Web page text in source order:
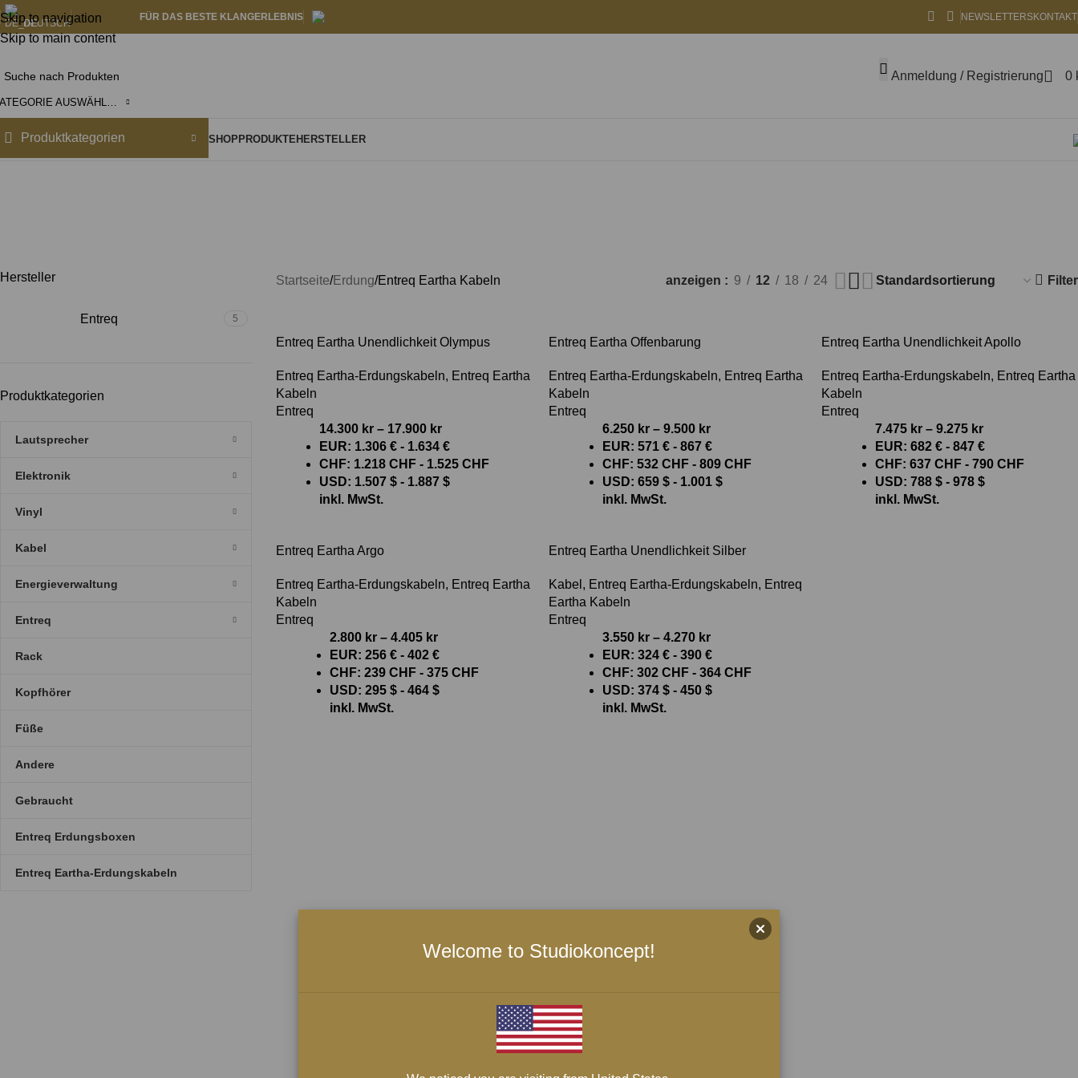
Skip to navigation
Skip to main content
DEUTSCH
FÜR DAS BESTE KLANGERLEBNIS NEWSLETTERSKONTAKT
Anmeldung / Registrierung 0
Produktkategorien SHOP PRODUKTE HERSTELLER
Hersteller
Entreq 5
Produktkategorien
Lautsprecher
Elektronik
Vinyl
Kabel
Energieverwaltung
Entreq
Rack
Kopfhörer
Füße
Andere
Gebraucht
Entreq Erdungsboxen
Entreq Eartha-Erdungskabeln
Startseite Erdung Entreq Eartha Kabeln anzeigen 9 12 18 24 Filter
Entreq Eartha Unendlichkeit Olympus
Entreq Eartha-Erdungskabeln, Entreq Eartha
Kabeln
Entreq
14.300 kr – 17.900 kr
EUR: 1.306 €- 1.634 €
CHF: 1.218 CHF- 1.525 CHF
USD: 1.507 $- 1.887 $
inkl. MwSt.
Entreq Eartha Offenbarung
Entreq Eartha-Erdungskabeln, Entreq Eartha
Kabeln
Entreq
6.250 kr – 9.500 kr
EUR: 571 €- 867 €
CHF: 532 CHF- 809 CHF
USD: 659 $- 1.001 $
inkl. MwSt.
Entreq Eartha Unendlichkeit Apollo
Entreq Eartha-Erdungskabeln, Entreq Eartha
Kabeln
Entreq
7.475 kr – 9.275 kr
EUR: 682 €- 847 €
CHF: 637 CHF- 790 CHF
USD: 788 $- 978 $
inkl. MwSt.
Entreq Eartha Argo
Entreq Eartha-Erdungskabeln, Entreq Eartha
Kabeln
Entreq
2.800 kr – 4.405 kr
EUR: 256 €- 402 €
CHF: 239 CHF- 375 CHF
USD: 295 $- 464 $
inkl. MwSt.
Entreq Eartha Unendlichkeit Silber
Kabel , Entreq Eartha-Erdungskabeln, Entreq
Eartha Kabeln
Entreq
3.550 kr – 4.270 kr
EUR: 324 €- 390 €
CHF: 302 CHF- 364 CHF
USD: 374 $- 450 $
inkl. MwSt.
Welcome to Studiokoncept!